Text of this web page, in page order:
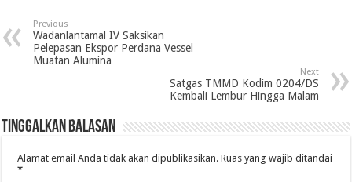
Previous
Wadanlantamal IV Saksikan
Pelepasan Ekspor Perdana Vessel
Muatan Alumina
Next
Satgas TMMD Kodim 0204/DS
Kembali Lembur Hingga Malam
Tinggalkan Balasan
Alamat email Anda tidak akan dipublikasikan. Ruas yang wajib ditandai
*